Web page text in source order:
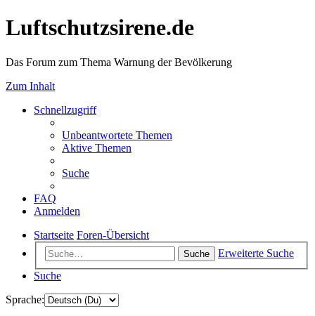
Luftschutzsirene.de
Das Forum zum Thema Warnung der Bevölkerung
Zum Inhalt
Schnellzugriff
Unbeantwortete Themen
Aktive Themen
Suche
FAQ
Anmelden
Startseite Foren-Übersicht
Suche
Erweiterte Suche
Suche
Sprache: